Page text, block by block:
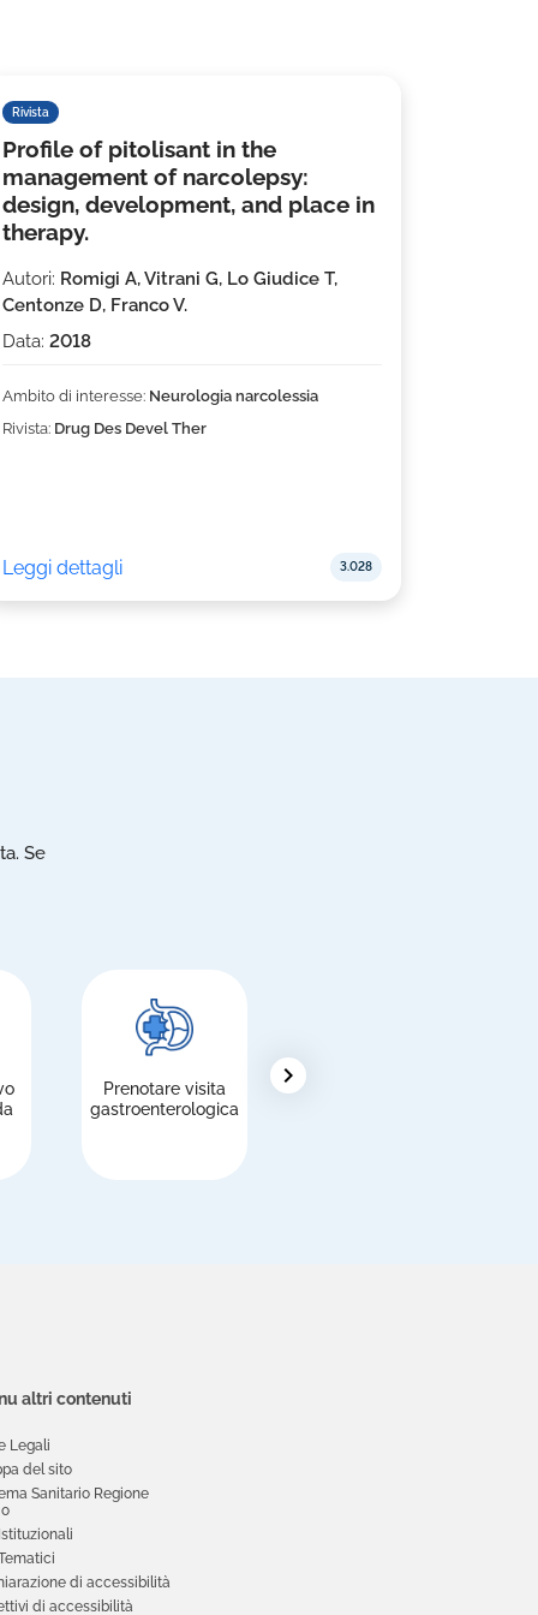
Rivista
3.028
Profile of pitolisant in the
management of narcolepsy:
design, development, and place in
therapy.
Autori: Romigi A, Vitrani G, Lo Giudice T,
Centonze D, Franco V.
Data: 2018
Ambito di interesse: Neurologia narcolessia
Rivista: Drug Des Devel Ther
Leggi dettagli
Se
Prenotare visita
gastroenterologica
chevron_right
altri contenuti
Legali
del sito
Sanitario Regione
di accessibilità
di accessibilità